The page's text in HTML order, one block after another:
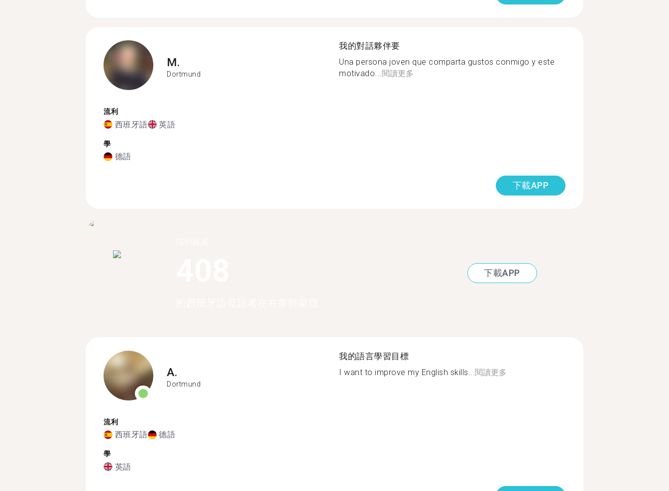
M.
Dortmund
流利
西班牙語 英語
學
德語
我的對話夥伴要
Una persona joven que comparta gustos conmigo y este
motivado...閱讀更多
下載APP
下載APP
A.
Dortmund
流利
西班牙語 德語
學
英語
我的語言學習目標
I want to improve my English skills... 閱讀更多